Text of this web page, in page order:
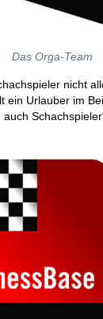
Das Orga-Team
nicht
ein Urlauber im
auch